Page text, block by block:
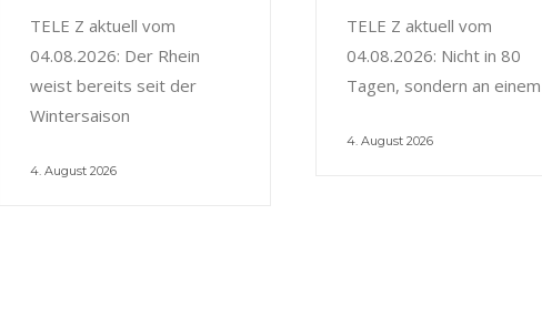
TELE Z aktuell vom
04.08.2026: Der Rhein
weist bereits seit der
Wintersaison
4. August 2026
TELE Z aktuell vom
04.08.2026: Nicht in 80
Tagen, sondern an einem
4. August 2026